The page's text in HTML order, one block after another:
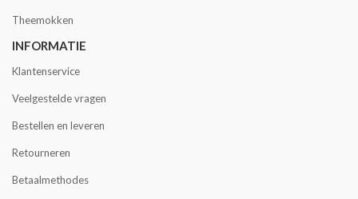
Theemokken
INFORMATIE
Klantenservice
Veelgestelde vragen
Bestellen en leveren
Retourneren
Betaalmethodes